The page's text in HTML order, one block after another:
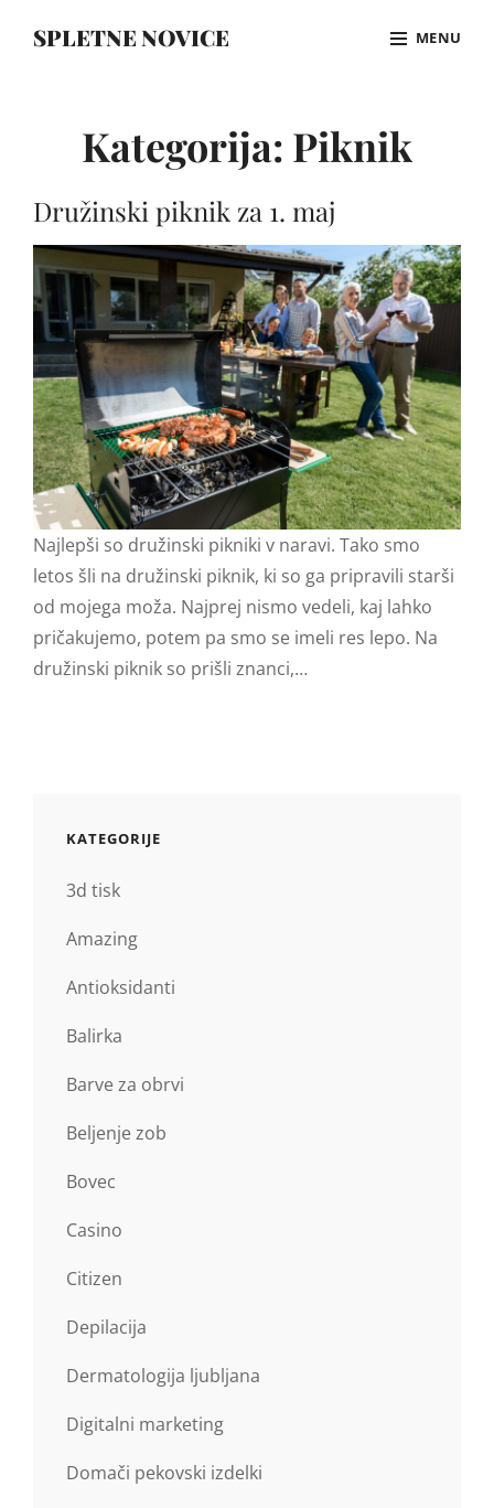
SPLETNE NOVICE MENU
Kategorija: Piknik
Družinski piknik za 1. maj
Najlepši so družinski pikniki v naravi. Tako smo
letos šli na družinski piknik, ki so ga pripravili starši
od mojega moža. Najprej nismo vedeli, kaj lahko
pričakujemo, potem pa smo se imeli res lepo. Na
družinski piknik so prišli znanci,…
KATEGORIJE
3d tisk
Amazing
Antioksidanti
Balirka
Barve za obrvi
Beljenje zob
Bovec
Casino
Citizen
Depilacija
Dermatologija ljubljana
Digitalni marketing
Domači pekovski izdelki